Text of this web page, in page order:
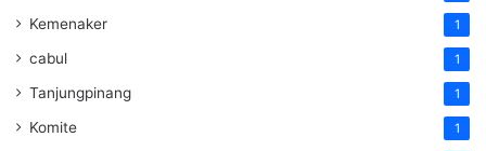
Kemenaker 1
cabul 1
Tanjungpinang 1
Komite 1